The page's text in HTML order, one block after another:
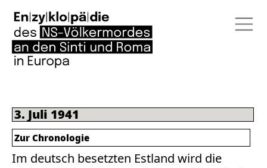
3. Juli 1941
Im deutsch besetzten Estland wird die
Zur Chronologie